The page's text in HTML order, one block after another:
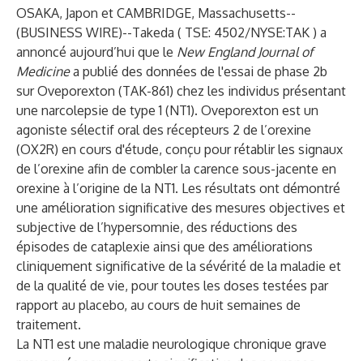
OSAKA, Japon et CAMBRIDGE, Massachusetts--
(BUSINESS WIRE)--Takeda ( TSE: 4502/NYSE:TAK ) a
annoncé aujourd’hui que le New England Journal of
Medicinea publié des données de l'essai de phase 2b
sur Oveporexton (TAK-861) chez les individus présentant
une narcolepsie de type 1 (NT1). Oveporexton est un
agoniste sélectif oral des récepteurs 2 de l’orexine
(OX2R) en cours d'étude, conçu pour rétablir les signaux
de l’orexine afin de combler la carence sous-jacente en
orexine à l’origine de la NT1. Les résultats ont démontré
une amélioration significative des mesures objectives et
subjective de l’hypersomnie, des réductions des
épisodes de cataplexie ainsi que des améliorations
cliniquement significative de la sévérité de la maladie et
de la qualité de vie, pour toutes les doses testées par
rapport au placebo, au cours de huit semaines de
traitement.
La NT1 est une maladie neurologique chronique grave